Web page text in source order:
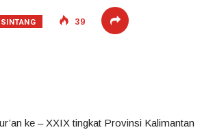
39
ke – XXIX tingkat Provinsi Kalimantan